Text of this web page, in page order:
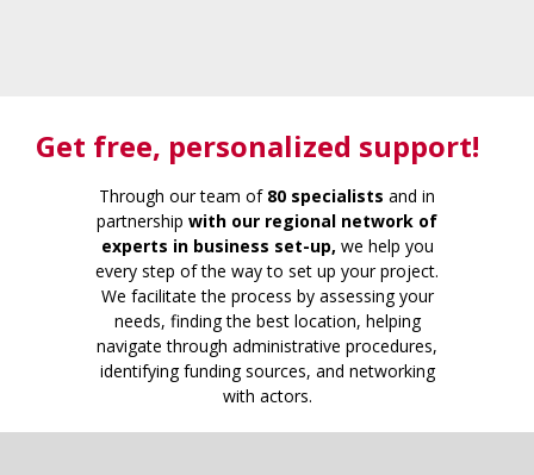
Get free, personalized support!
Through our team of 80 specialists and in
partnership with our regional network of
experts in business set-up, we help you
every step of the way to set up your project.
We facilitate the process by assessing your
needs, finding the best location, helping
navigate through administrative procedures,
identifying funding sources, and networking
with actors.